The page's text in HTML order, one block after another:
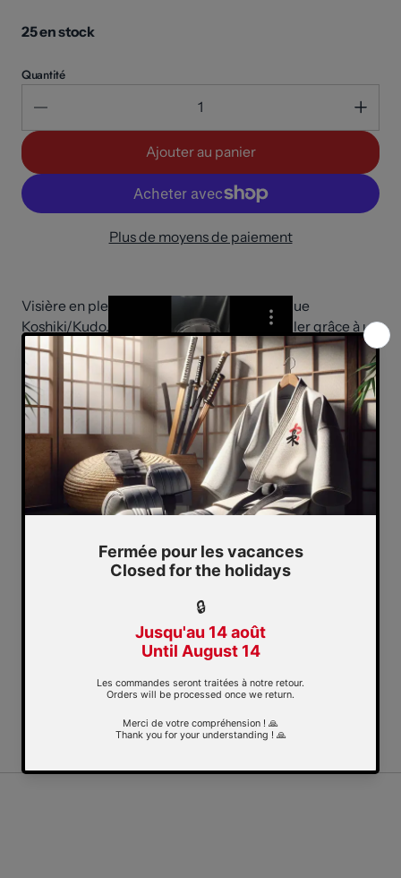
25 en stock
Quantité
Ajouter au panier
Plus de moyens de paiement
Visière en plexiglas de rechange pour casque
Koshiki/Kudo. Il vous est possible de l'installer grâce à un
lacet de chaussure.
✔️Approuvé par Koshiki Panamerica
Partager
You may also like
Geolocation Button: Canada, $